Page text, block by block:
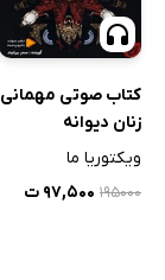
کتاب صوتی مهمانی
زنان دیوانه
ویکتوریا ما
۱۹۵۰۰۰ ۹۷,۵۰۰ ت